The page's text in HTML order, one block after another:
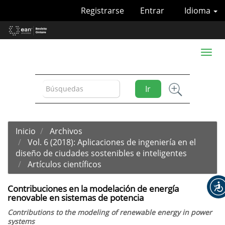
Contenido
principal
Idioma
Registrarse Entrar
Ir
Toggle
Inicio
Archivos
Vol. 6 (2018): Aplicaciones de ingeniería en el
diseño de ciudades sostenibles e inteligentes
Artículos científicos
Contribuciones en la modelación de energía
renovable en sistemas de potencia
Contributions to the modeling of renewable energy in power
systems